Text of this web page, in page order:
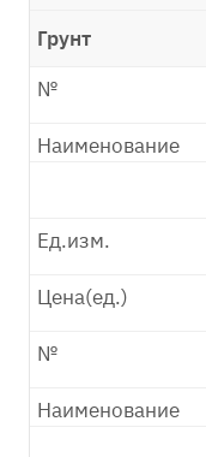
Грунт
№
Наименование
Ед.изм.
Цена(ед.)
№
Наименование